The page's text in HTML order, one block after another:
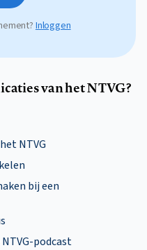
Inloggen
van het NTVG?
NTVG
bij een
podcast